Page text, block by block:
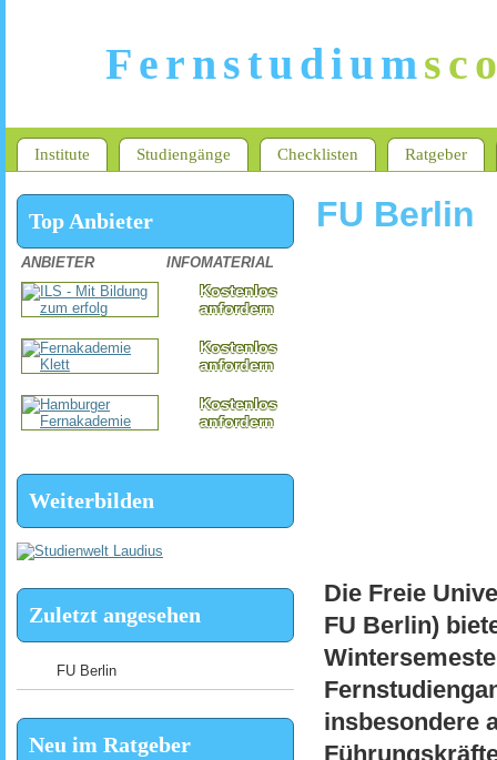
Fernstudium
Institute Studiengänge Checklisten Ratgeber
FU Berlin
Die Freie
FU Berlin)
insbesondere
Top Anbieter
ANBIETER INFOMATERIAL
Kostenlos
anfordern
Kostenlos
anfordern
Kostenlos
anfordern
Weiterbilden
Zuletzt angesehen
FU Berlin
Neu im Ratgeber